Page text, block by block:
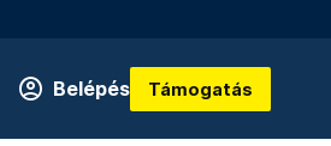
Belépés Támogatás